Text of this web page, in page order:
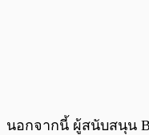
นอกจากนี้ ผู้สนับสนุน